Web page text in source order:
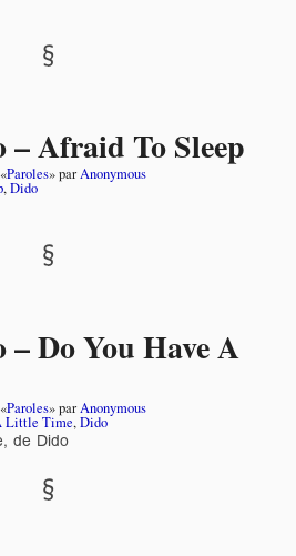
– Afraid To Sleep
Paroles» parAnonymous
,Dido
– Do You Have A
Paroles» parAnonymous
Little Time,Dido
de Dido